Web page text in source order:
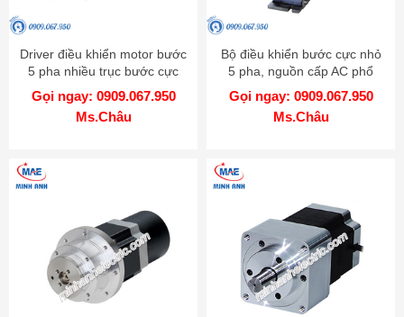
Driver điều khiển motor bước
5 pha nhiều trục bước cực
nhỏ - Model MD5-HD14-2X-
3X
Gọi ngay: 0909.067.950
Ms.Châu
Bộ điều khiển bước cực nhỏ
5 pha, nguồn cấp AC phổ
biến - Model MD5-HF28
Gọi ngay: 0909.067.950
Ms.Châu